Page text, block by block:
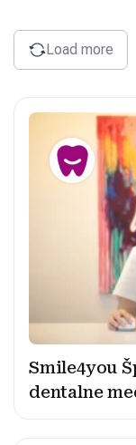
Load more
Smile4you
dentalne